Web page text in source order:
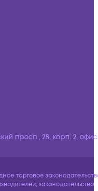
просп., 28, корп. 2,
торговое
законодательство